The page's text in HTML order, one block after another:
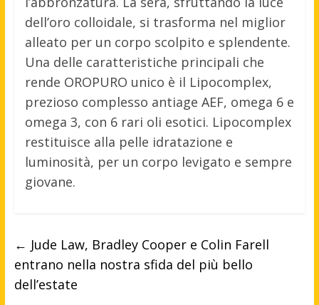
dell’oro colloidale, si trasforma nel miglior
alleato per un corpo scolpito e splendente.
Una delle caratteristiche principali che
rende OROPURO unico è il Lipocomplex,
prezioso complesso antiage AEF, omega 6 e
omega 3, con 6 rari oli esotici. Lipocomplex
restituisce alla pelle idratazione e
luminosità, per un corpo levigato e sempre
giovane.
← Jude Law, Bradley Cooper e Colin Farell
entrano nella nostra sfida del più bello
dell’estate